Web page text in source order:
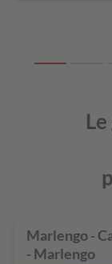
Marlengo -
- Marlengo